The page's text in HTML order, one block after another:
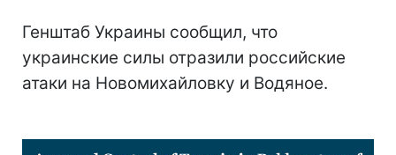
Генштаб Украины сообщил, что
украинские силы отразили российские
атаки на Новомихайловку и Водяное.